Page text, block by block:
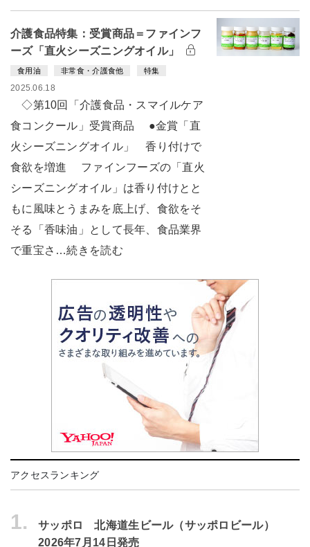
介護食品特集：受賞商品＝ファインフ
ーズ「直火シーズニングオイル」
食用油 非常食・介護食他 特集
2025.06.18
◇第10回「介護食品・スマイルケア
食コンクール」受賞商品 ●金賞「直
火シーズニングオイル」 香り付けで
食欲を増進 ファインフーズの「直火
シーズニングオイル」は香り付けとと
もに風味とうまみを底上げ、食欲をそ
そる「香味油」として長年、食品業界
で重宝さ…続きを読む
アクセスランキング
1.
サッポロ 北海道生ビール（サッポロビール）
2026年7月14日発売